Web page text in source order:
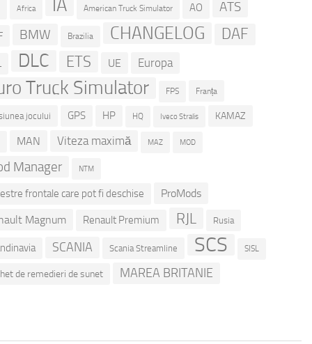
Africa IA American Truck Simulator AO ATS
BMW Brazilia CHANGELOG DAF
DLC ETS UE Europa
Truck Simulator FPS Franța
jocului GPS HP HQ Iveco Stralis KAMAZ
MAN Viteza maximă MAZ MOD
Manager NTM
frontale care pot fi deschise
ProMods
Magnum
Renault Premium RJL Rusia
SCANIA Scania Streamline SCS SISL
de remedieri de sunet MAREA BRITANIE